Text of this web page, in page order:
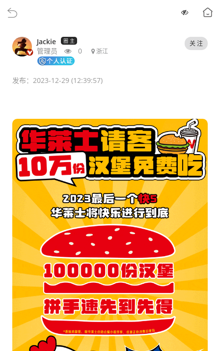
Jackie 圈 主
管理员 0 浙江
关 注
发布：2023-12-29 (12:39:57)